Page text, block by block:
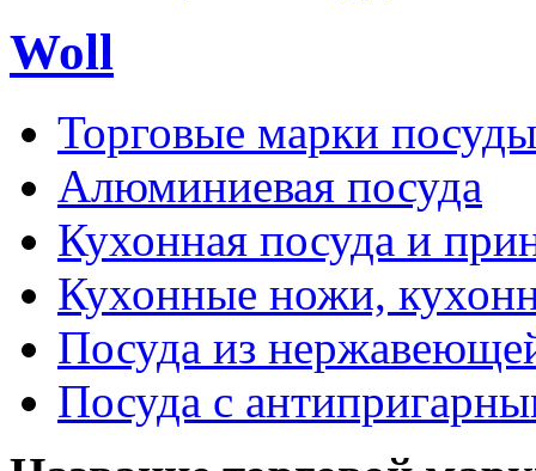
Woll
Торговые марки посуды
Алюминиевая посуда
Кухонная посуда и
Кухонные ножи,
Посуда из
Посуда с